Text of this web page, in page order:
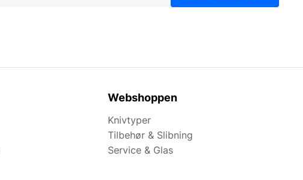
Webshoppen
Knivtyper
Tilbehør & Slibning
Service & Glas